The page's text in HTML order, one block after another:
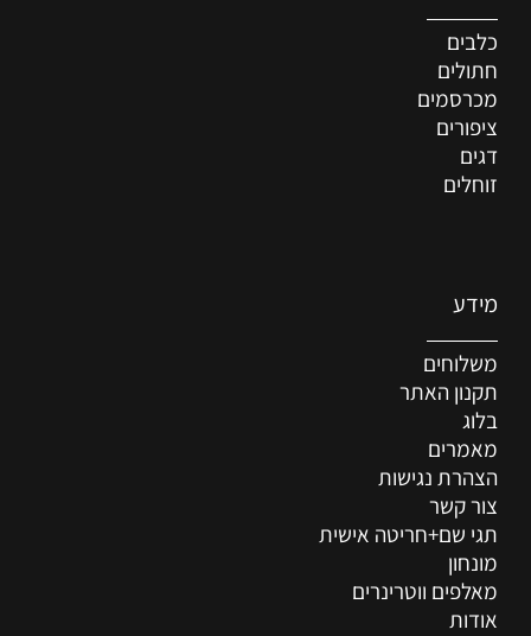
כלבים
חתולים
מכרסמים
ציפורים
דגים
זוחלים
מידע
משלוחים
תקנון האתר
בלוג
מאמרים
הצהרת נגישות
צור קשר
תגי שם+חריטה אישית
מונחון
מאלפים ווטרינרים
אודות